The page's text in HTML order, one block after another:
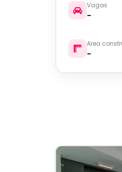
Vagas
-
Area
-